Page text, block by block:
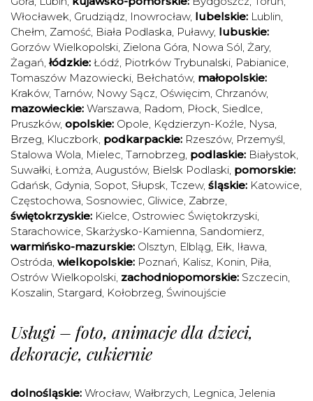
Włocławek, Grudziądz, Inowrocław, lubelskie: Lublin,
Chełm, Zamość, Biała Podlaska, Puławy, lubuskie:
Gorzów Wielkopolski, Zielona Góra, Nowa Sól, Żary,
Żagań, łódzkie: Łódź, Piotrków Trybunalski, Pabianice,
Tomaszów Mazowiecki, Bełchatów, małopolskie:
Kraków, Tarnów, Nowy Sącz, Oświęcim, Chrzanów,
mazowieckie: Warszawa, Radom, Płock, Siedlce,
Pruszków, opolskie: Opole, Kędzierzyn-Koźle, Nysa,
Brzeg, Kluczbork, podkarpackie: Rzeszów, Przemyśl,
Stalowa Wola, Mielec, Tarnobrzeg, podlaskie: Białystok,
Suwałki, Łomża, Augustów, Bielsk Podlaski, pomorskie:
Gdańsk, Gdynia, Sopot, Słupsk, Tczew, śląskie: Katowice,
Częstochowa, Sosnowiec, Gliwice, Zabrze,
świętokrzyskie: Kielce, Ostrowiec Świętokrzyski,
Starachowice, Skarżysko-Kamienna, Sandomierz,
warmińsko-mazurskie: Olsztyn, Elbląg, Ełk, Iława,
Ostróda, wielkopolskie: Poznań, Kalisz, Konin, Piła,
Ostrów Wielkopolski, zachodniopomorskie: Szczecin,
Koszalin, Stargard, Kołobrzeg, Świnoujście
Usługi – foto, animacje dla dzieci,
dekoracje, cukiernie
dolnośląskie: Wrocław, Wałbrzych, Legnica, Jelenia